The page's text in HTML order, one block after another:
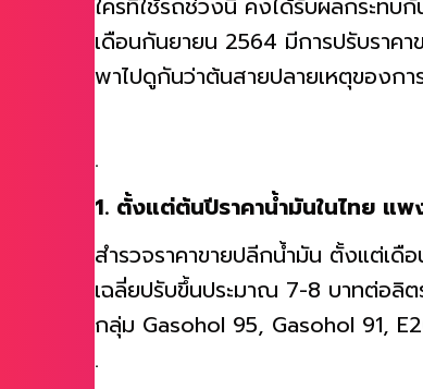
ใครที่ใช้รถช่วงนี้ คงได้รับผลกระท
เดือนกันยายน 2564 มีการปรับราคา
พาไปดูกันว่าต้นสายปลายเหตุของกา
.
1. ตั้งแต่ต้นปีราคาน้ำมันในไทย แ
สำรวจราคาขายปลีกน้ำมัน ตั้งแต่เดื
เฉลี่ยปรับขึ้นประมาณ 7-8 บาทต่อลิ
กลุ่ม Gasohol 95, Gasohol 91,
.